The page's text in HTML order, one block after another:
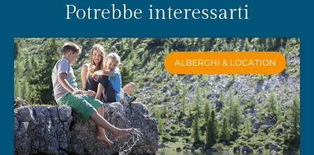
Potrebbe interessarti
ALBERGHI & LOCATION